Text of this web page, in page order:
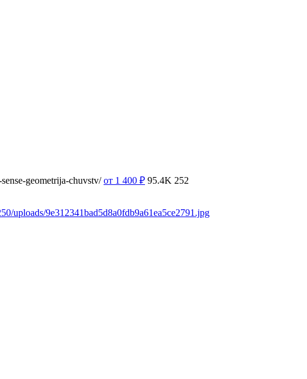
geometrija-chuvstv/ от 1 400 ₽ 95.4K 252
uploads/9e312341bad5d8a0fdb9a61ea5ce2791.jpg